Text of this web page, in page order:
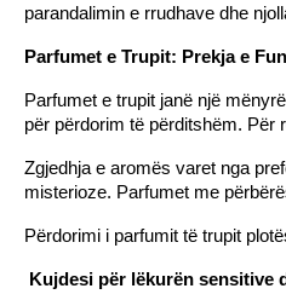
parandalimin e rrudhave dhe
Parfumet e Trupit: Prekja e
Parfumet e trupit janë një
për përdorim të përditshëm. Për
Zgjedhja e aromës varet nga
misterioze. Parfumet me
Përdorimi i parfumit të trupit
Kujdesi për lëkurën sensitive